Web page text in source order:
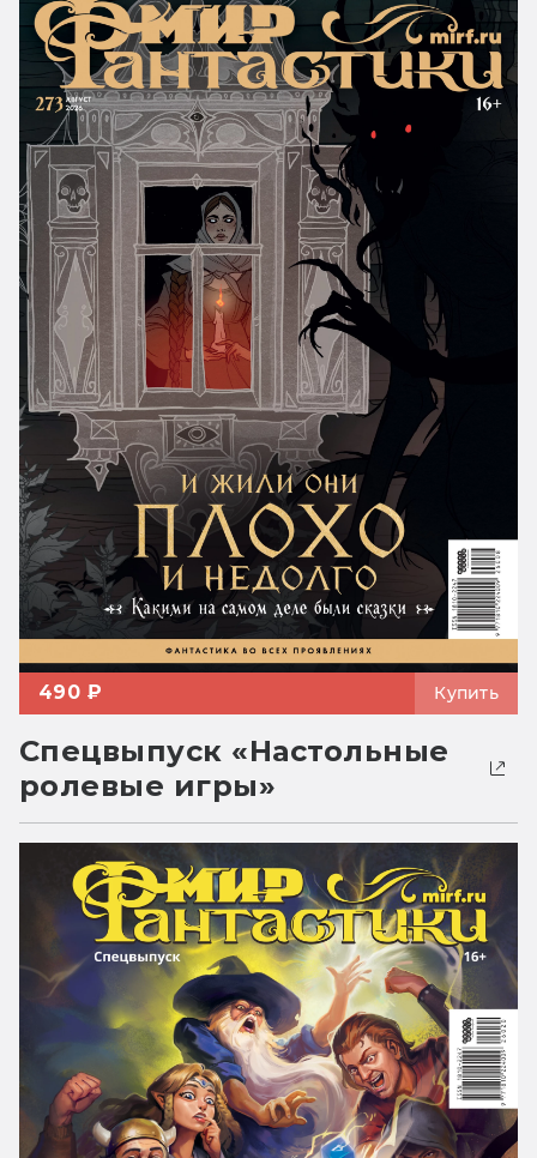
490 ₽ Купить
Спецвыпуск «Настольные
ролевые игры»